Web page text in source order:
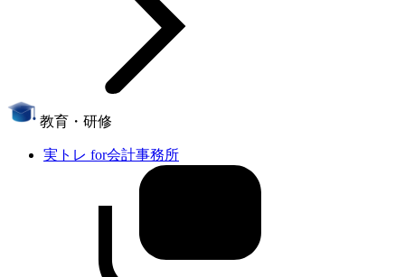
教育・研修
実トレ for会計事務所